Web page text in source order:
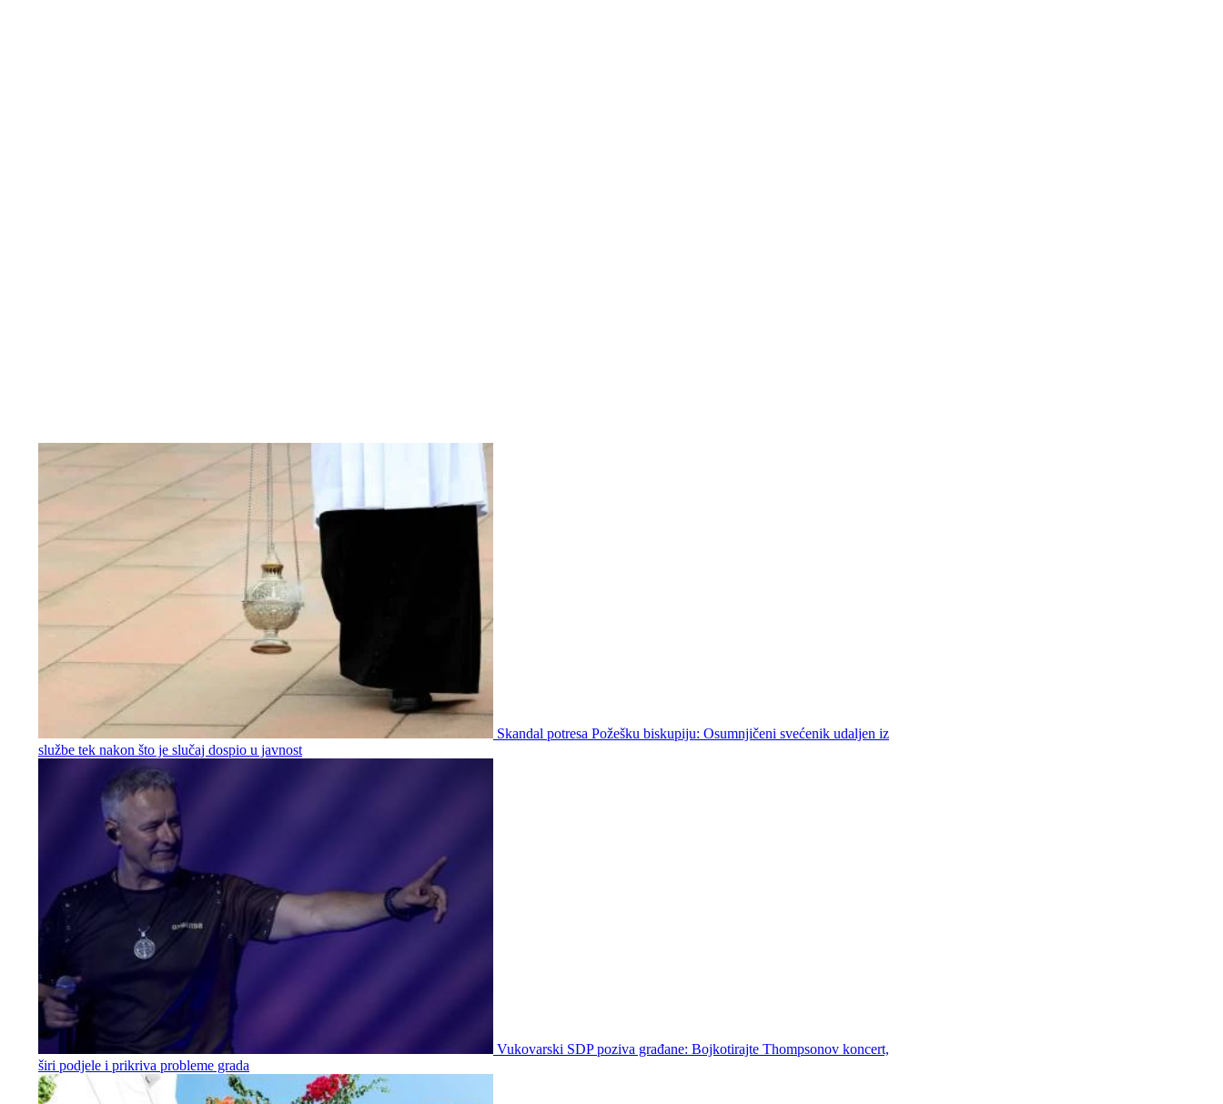
Skandal potresa Požešku biskupiju: Osumnjičeni svećenik udaljen iz
službe tek nakon što je slučaj dospio u javnost
Vukovarski SDP poziva građane: Bojkotirajte Thompsonov koncert,
širi podjele i prikriva probleme grada